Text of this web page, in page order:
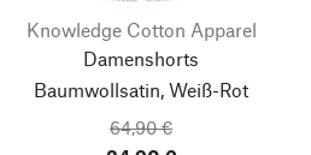
Knowledge Cotton Apparel
Damenshorts
Baumwollsatin, Weiß-Rot
64,90 €